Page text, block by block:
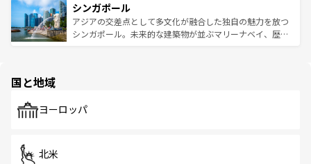
参照してほしい。
激する。気候は一年中温暖で、どの季節にも異なる楽しみ
が待っている。親しみやすいタイの人々、仏教を中心とし
た文化、そして多様な観光資源が、訪れる旅人を魅了し続
み、どこを訪れても感動するはず。観光スポットが密集し
ており、効率よく見どころを回れるのも魅力。息をのむよ
うな絶景から文化的な体験まで、香港を存分に楽しみ尽く
シンガポール
アジアの交差点として多文化が融合した独自の魅力を放つ
シンガポール。未来的な建築物が並ぶマリーナベイ、歴史
で、ホーカーズは地元の風情を楽しめる外せないスポット
国と地域
ヨーロッパ
北米